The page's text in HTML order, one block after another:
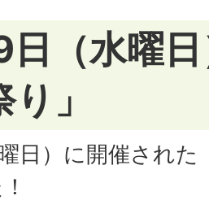
（水曜
」
日）に開催された